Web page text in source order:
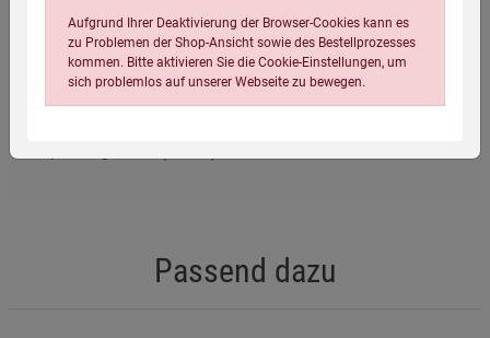
4054239000573
Passend dazu
Aufgrund Ihrer Deaktivierung der Browser-Cookies kann es
zu Problemen der Shop-Ansicht sowie des Bestellprozesses
kommen. Bitte aktivieren Sie die Cookie-Einstellungen, um
sich problemlos auf unserer Webseite zu bewegen.
Einstellungen speichern für die GruppeEinstellungen speichern für die Gruppe